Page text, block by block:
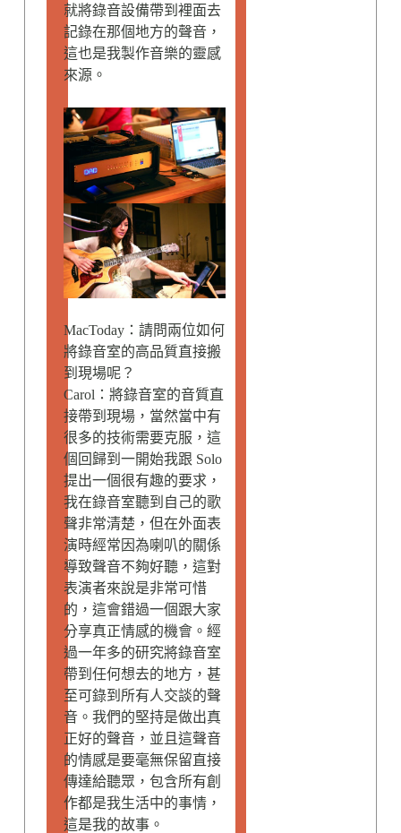
就將錄音設備帶到裡面去
記錄在那個地方的聲音，
這也是我製作音樂的靈感
來源。
MacToday：請問兩位如何
將錄音室的高品質直接搬
到現場呢？
Carol：將錄音室的音質直
接帶到現場，當然當中有
很多的技術需要克服，這
個回歸到一開始我跟 Solo
提出一個很有趣的要求，
我在錄音室聽到自己的歌
聲非常清楚，但在外面表
演時經常因為喇叭的關係
導致聲音不夠好聽，這對
表演者來說是非常可惜
的，這會錯過一個跟大家
分享真正情感的機會。經
過一年多的研究將錄音室
帶到任何想去的地方，甚
至可錄到所有人交談的聲
音。我們的堅持是做出真
正好的聲音，並且這聲音
的情感是要毫無保留直接
傳達給聽眾，包含所有創
作都是我生活中的事情，
這是我的故事。